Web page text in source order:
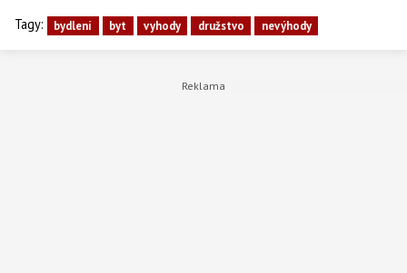
Tagy: bydlení byt vyhody družstvo nevýhody